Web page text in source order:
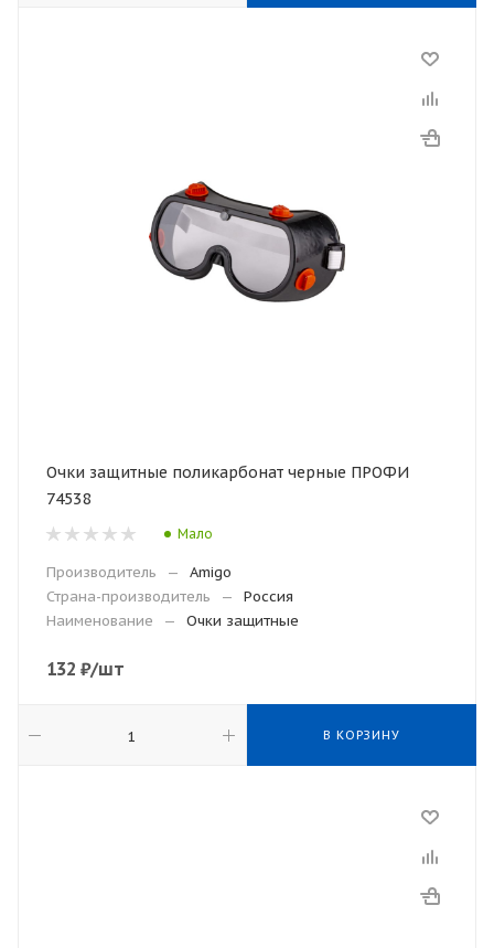
Очки защитные поликарбонат черные ПРОФИ
74538
Мало
Производитель —
Amigo
Страна-производитель
—
Россия
Наименование
— Очки защитные
132 ₽/шт
В КОРЗИНУ